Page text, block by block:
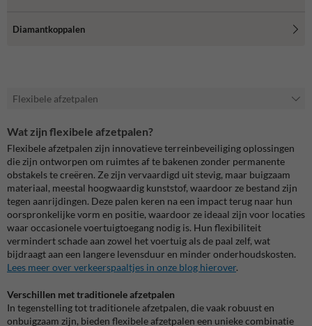
Diamantkoppalen
Flexibele afzetpalen
Wat zijn flexibele afzetpalen?
Flexibele afzetpalen zijn innovatieve terreinbeveiliging oplossingen
die zijn ontworpen om ruimtes af te bakenen zonder permanente
obstakels te creëren. Ze zijn vervaardigd uit stevig, maar buigzaam
materiaal, meestal hoogwaardig kunststof, waardoor ze bestand zijn
tegen aanrijdingen. Deze palen keren na een impact terug naar hun
oorspronkelijke vorm en positie, waardoor ze ideaal zijn voor locaties
waar occasionele voertuigtoegang nodig is. Hun flexibiliteit
vermindert schade aan zowel het voertuig als de paal zelf, wat
bijdraagt aan een langere levensduur en minder onderhoudskosten.
Lees meer over verkeerspaaltjes in onze blog hierover.
Verschillen met traditionele afzetpalen
In tegenstelling tot traditionele afzetpalen, die vaak robuust en
onbuigzaam zijn, bieden flexibele afzetpalen een unieke combinatie